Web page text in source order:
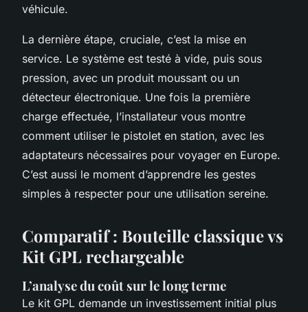
véhicule.
La dernière étape, cruciale, c’est la mise en
service. Le système est testé à vide, puis sous
pression, avec un produit moussant ou un
détecteur électronique. Une fois la première
charge effectuée, l’installateur vous montre
comment utiliser le pistolet en station, avec les
adaptateurs nécessaires pour voyager en Europe.
C’est aussi le moment d’apprendre les gestes
simples à respecter pour une utilisation sereine.
Comparatif : Bouteille classique vs
Kit GPL rechargeable
L’analyse du coût sur le long terme
Le kit GPL demande un investissement initial plus